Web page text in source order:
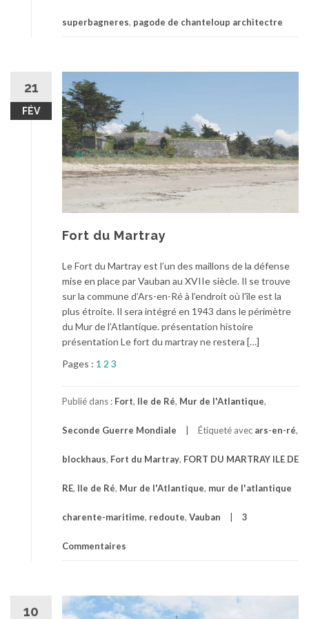
superbagneres, pagode de chanteloup architectre
21
FÉV
Fort du Martray
Le Fort du Martray est l’un des maillons de la défense
mise en place par Vauban au XVIIe siècle. Il se trouve
sur la commune d’Ars-en-Ré à l’endroit où l’île est la
plus étroite. Il sera intégré en 1943 dans le périmètre
du Mur de l’Atlantique. présentation histoire
présentation Le fort du martray ne restera […]
Pages : 1 2 3
Publié dans : Fort, Ile de Ré, Mur de l'Atlantique,
Seconde Guerre Mondiale Étiqueté avec ars-en-ré,
blockhaus, Fort du Martray, FORT DU MARTRAY ILE DE
RE, Ile de Ré, Mur de l'Atlantique, mur de l'atlantique
charente-maritime, redoute, Vauban 3
Commentaires
10